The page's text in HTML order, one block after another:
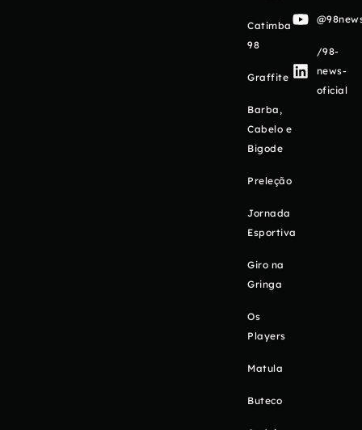
Catimba
98
Graffite
Barba,
Cabelo e
Bigode
Preleção
Jornada
Esportiva
Giro na
Gringa
Os
Players
Matula
Buteco
/98-
news-
oficial